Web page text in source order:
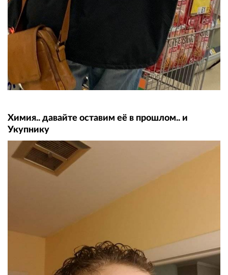
Химия.. давайте оставим её в прошлом.. и
Укупнику